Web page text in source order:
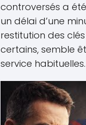
controversés a
un délai d’une
restitution des
certains, semble
service habituelles.